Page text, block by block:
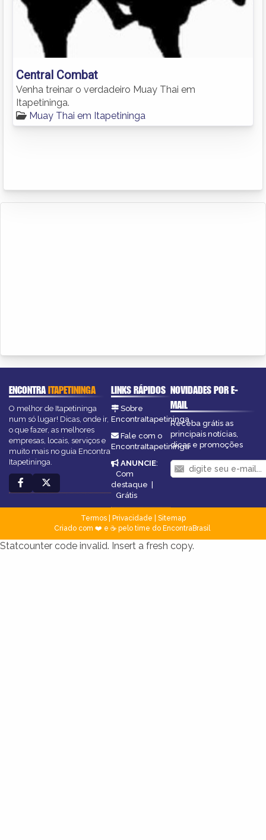
Central Combat
Venha treinar o verdadeiro Muay Thai em
Itapetininga.
Muay Thai em Itapetininga
ENCONTRAITAPETININGA
O melhor de Itapetininga
num só lugar! Dicas, onde ir,
o que fazer, as melhores
empresas, locais, serviços e
muito mais no guia Encontra
Itapetininga.
LINKS RÁPIDOS
Sobre
EncontraItapetininga
Fale com o
EncontraItapetininga
ANUNCIE:
Com
destaque |
Grátis
NOVIDADES POR E-
MAIL
Receba grátis as
principais notícias,
dicas e promoções
Termos| Privacidade
Sitemap
Criado com ❤️ e ☕ pelo time do EncontraBrasil
Statcounter code invalid. Insert a fresh copy.